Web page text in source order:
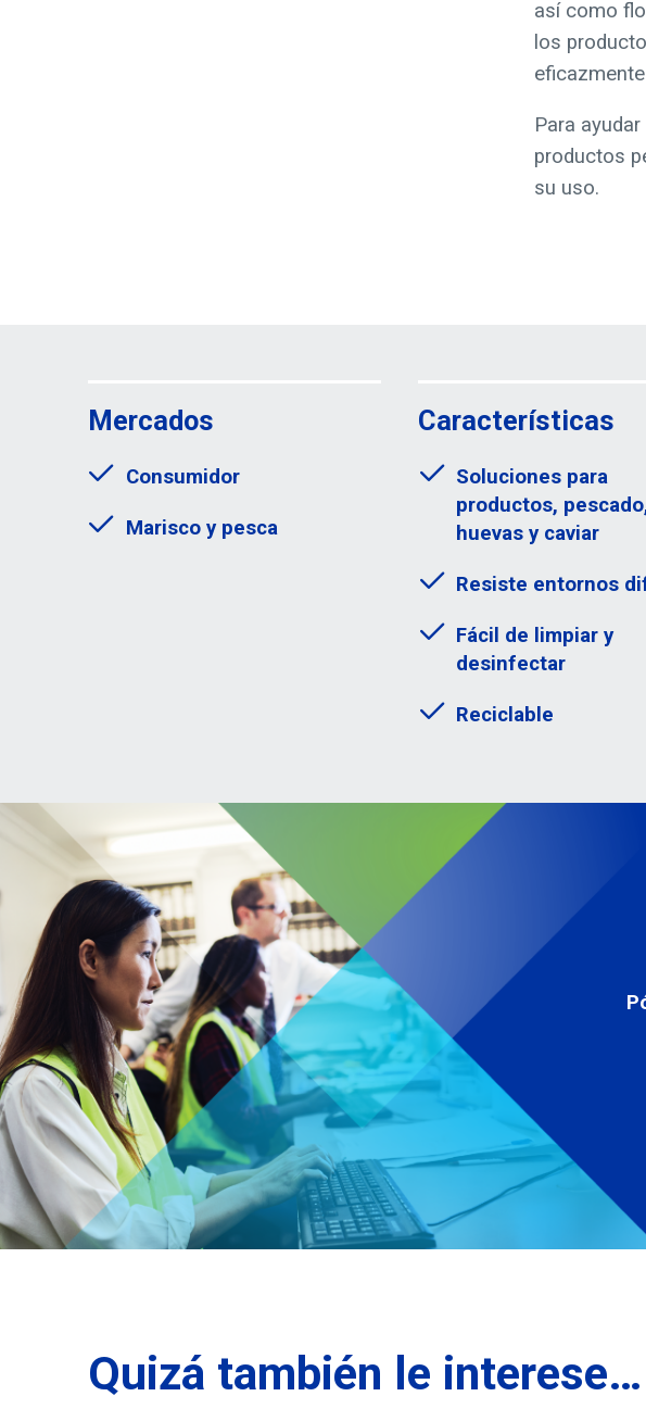
así como
los
Para
productos
su uso.
Mercados
Consumidor
Marisco y pesca
Características
Soluciones para
productos,
huevas y caviar
Resiste entornos
Fácil de limpiar y
desinfectar
Reciclable
Quizá también le interese…